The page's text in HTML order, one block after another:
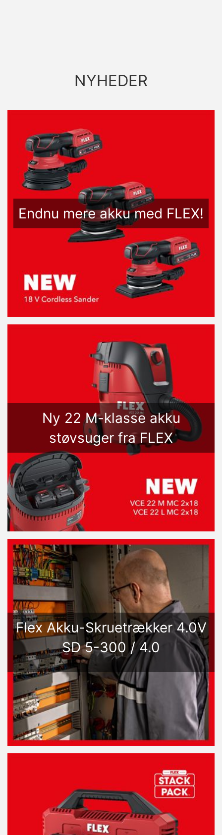
NYHEDER
Endnu mere akku med FLEX!
Ny 22 M-klasse akku
støvsuger fra FLEX
Flex Akku-Skruetrækker 4.0V
SD 5-300 / 4.0